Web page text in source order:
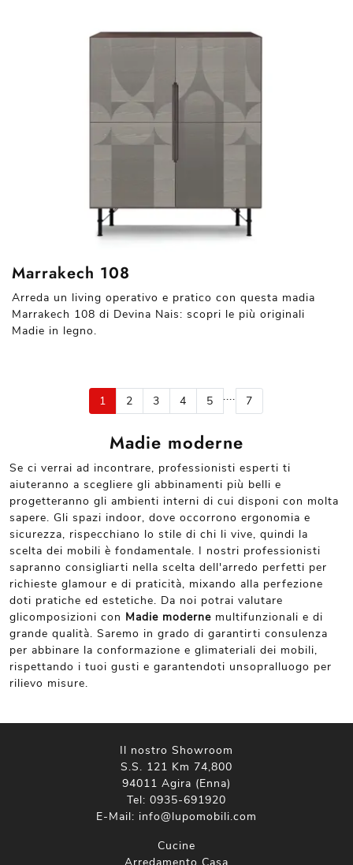
Marrakech 108
Arreda un living operativo e pratico con questa madia
Marrakech 108 di Devina Nais: scopri le più originali
Madie in legno.
1 2 3 4 5 .... 7
Madie moderne
Se ci verrai ad incontrare, professionisti esperti ti
aiuteranno a scegliere gli abbinamenti più belli e
progetteranno gli ambienti interni di cui disponi con molta
sapere. Gli spazi indoor, dove occorrono ergonomia e
sicurezza, rispecchiano lo stile di chi li vive, quindi la
scelta dei mobili è fondamentale. I nostri professionisti
sapranno consigliarti nella scelta dell'arredo perfetti per
richieste glamour e di praticità, mixando alla perfezione
doti pratiche ed estetiche. Da noi potrai valutare
glicomposizioni con Madie moderne multifunzionali e di
grande qualità. Saremo in grado di garantirti consulenza
per abbinare la conformazione e glimateriali dei mobili,
rispettando i tuoi gusti e garantendoti unsopralluogo per
rilievo misure.
Il nostro Showroom
S.S. 121 Km 74,800
94011 Agira (Enna)
Tel: 0935-691920
E-Mail: info@lupomobili.com
Cucine